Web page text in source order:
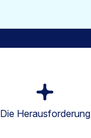
Die Herausforderung